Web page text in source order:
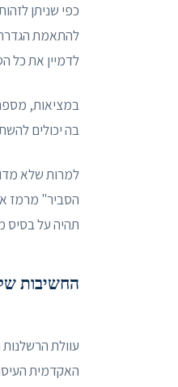
כפי שניתן
להתאמת הגדרת
לדמיין את כל
במציאות,
בה יכולים
למרות שלא
הסביר" מרמז
תהיה על בסיס
החשיבות
עוולת
האקדמית